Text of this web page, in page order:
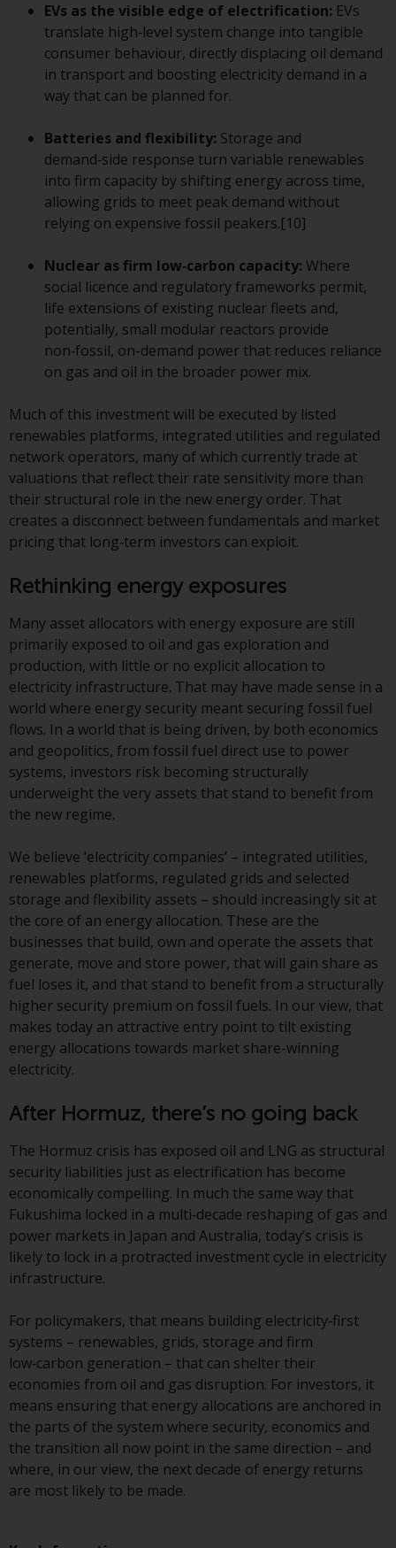
Haftung
Obwohl Redwheel bestrebt ist,
sicherzustellen, dass die
Informationen auf dieser Website
Veröffentlichung korrekt und
vollständig sind, übernimmt
Redwheel keine Gewaehr noch
eines ihrer verbundenen
Unternehmen die
oder Vollständigkeit dieser
Informationen und übernehmen
keine Haftung, die sich aus dem
Vertrauen auf Ungenauigkeiten,
Auslassung in, oder Verwendung
von oder Vertrauen auf die
ergibt.
Datenschutz und Privatsphäre
Soweit Informationen, die Sie
dieser Website erhalten,
darstellen, stimmen Sie deren
Verarbeitung durch Redwheel und
seine Vertreter und andere Dritte
zu. Alle diese Unternehmen sind
verpflichtet, die Vertraulichkeit
dieser Informationen zu wahren.
Wenn Sie nicht möchten, dass
Ihre Informationen auf diese
Weise verwendet werden, sollten
Sie Redwheel per E-Mail oder
Sie haben Anspruch auf eine
Kopie der Informationen, die wir
über Sie gespeichert haben,
indem Sie uns schriftlich
anschreiben und diese anfordern.
Weitere Informationen finden Sie
in unserer Datenschutz- und
Datenschutzrichtlinie und Cookie-
Richtlinie.
Geltendes Recht
Der Inhalt dieser Website sollte
gemäß den Gesetzen von England
und Wales ausgelegt und geregelt
werden, und die Gerichte dieser
Gerichtsbarkeit haben die
ausschließliche Zuständigkeit für
alle auftretenden Streitigkeiten,
unterliegen ausdrücklich den
Gesetzen von eine andere
Gerichtsbarkeit. Wenn ein
zuständiges Gericht aus
irgendeinem Grund eine
Bestimmung dieses Abschnitts
„Wichtige Informationen“ für
nicht durchsetzbar befunden hat,
wird diese Bestimmung im
durchgesetzt, und der Rest dieser
EVs as the visible edge of electrification: EVs
translate high‑level system change into tangible
consumer behaviour, directly displacing oil demand
in transport and boosting electricity demand in a
way that can be planned for.
Batteries and flexibility: Storage and
demand‑side response turn variable renewables
into firm capacity by shifting energy across time,
allowing grids to meet peak demand without
relying on expensive fossil peakers.[10]
Nuclear as firm low‑carbon capacity: Where
social licence and regulatory frameworks permit,
life extensions of existing nuclear fleets and,
potentially, small modular reactors provide
non‑fossil, on-demand power that reduces reliance
on gas and oil in the broader power mix.
Much of this investment will be executed by listed
renewables platforms, integrated utilities and regulated
network operators, many of which currently trade at
valuations that reflect their rate sensitivity more than
their structural role in the new energy order. That
creates a disconnect between fundamentals and market
pricing that long‑term investors can exploit.
Rethinking energy exposures
Many asset allocators with energy exposure are still
primarily exposed to oil and gas exploration and
production, with little or no explicit allocation to
electricity infrastructure. That may have made sense in a
world where energy security meant securing fossil fuel
flows. In a world that is being driven, by both economics
and geopolitics, from fossil fuel direct use to power
systems, investors risk becoming structurally
underweight the very assets that stand to benefit from
the new regime.
We believe ‘electricity companies’ – integrated utilities,
renewables platforms, regulated grids and selected
storage and flexibility assets – should increasingly sit at
the core of an energy allocation. These are the
businesses that build, own and operate the assets that
generate, move and store power, that will gain share as
fuel loses it, and that stand to benefit from a structurally
higher security premium on fossil fuels. In our view, that
makes today an attractive entry point to tilt existing
energy allocations towards market share-winning
electricity.
After Hormuz, there’s no going back
The Hormuz crisis has exposed oil and LNG as structural
security liabilities just as electrification has become
economically compelling. In much the same way that
Fukushima locked in a multi‑decade reshaping of gas and
power markets in Japan and Australia, today’s crisis is
likely to lock in a protracted investment cycle in electricity
infrastructure.
For policymakers, that means building electricity‑first
systems – renewables, grids, storage and firm
low‑carbon generation – that can shelter their
economies from oil and gas disruption. For investors, it
means ensuring that energy allocations are anchored in
the parts of the system where security, economics and
the transition all now point in the same direction – and
where, in our view, the next decade of energy returns
are most likely to be made.